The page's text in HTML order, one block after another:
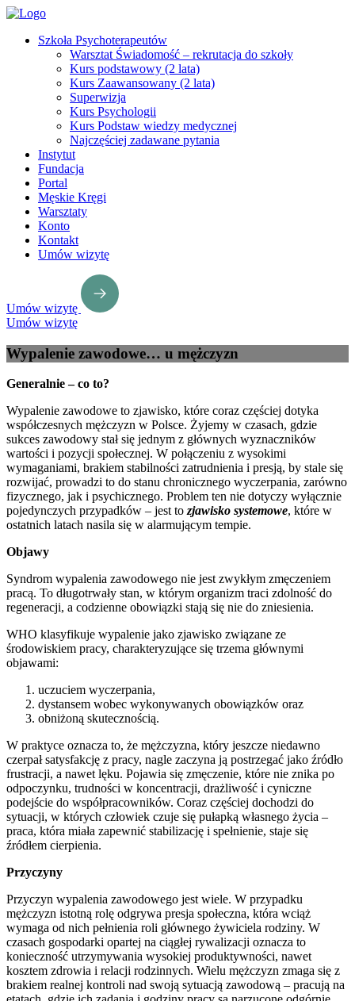
Szkoła Psychoterapeutów
Warsztat Świadomość – rekrutacja do szkoły
Kurs podstawowy (2 lata)
Kurs Zaawansowany (2 lata)
Superwizja
Kurs Psychologii
Kurs Podstaw wiedzy medycznej
Najczęściej zadawane pytania
Instytut
Fundacja
Portal
Męskie Kręgi
Warsztaty
Konto
Kontakt
Umów wizytę
Umów wizytę
Umów wizytę
Wypalenie zawodowe… u mężczyzn
Generalnie – co to?
Wypalenie zawodowe to zjawisko, które coraz częściej dotyka
współczesnych mężczyzn w Polsce. Żyjemy w czasach, gdzie
sukces zawodowy stał się jednym z głównych wyznaczników
wartości i pozycji społecznej. W połączeniu z wysokimi
wymaganiami, brakiem stabilności zatrudnienia i presją, by stale się
rozwijać, prowadzi to do stanu chronicznego wyczerpania, zarówno
fizycznego, jak i psychicznego. Problem ten nie dotyczy wyłącznie
pojedynczych przypadków – jest tozjawisko systemowe, które w
ostatnich latach nasila się w alarmującym tempie.
Objawy
Syndrom wypalenia zawodowego nie jest zwykłym zmęczeniem
pracą. To długotrwały stan, w którym organizm traci zdolność do
regeneracji, a codzienne obowiązki stają się nie do zniesienia.
WHO klasyfikuje wypalenie jako zjawisko związane ze
środowiskiem pracy, charakteryzujące się trzema głównymi
objawami:
uczuciem wyczerpania,
dystansem wobec wykonywanych obowiązków oraz
obniżoną skutecznością.
W praktyce oznacza to, że mężczyzna, który jeszcze niedawno
czerpał satysfakcję z pracy, nagle zaczyna ją postrzegać jako źródło
frustracji, a nawet lęku. Pojawia się zmęczenie, które nie znika po
odpoczynku, trudności w koncentracji, drażliwość i cyniczne
podejście do współpracowników. Coraz częściej dochodzi do
sytuacji, w których człowiek czuje się pułapką własnego życia –
praca, która miała zapewnić stabilizację i spełnienie, staje się
źródłem cierpienia.
Przyczyny
Przyczyn wypalenia zawodowego jest wiele. W przypadku
mężczyzn istotną rolę odgrywa presja społeczna, która wciąż
wymaga od nich pełnienia roli głównego żywiciela rodziny. W
czasach gospodarki opartej na ciągłej rywalizacji oznacza to
konieczność utrzymywania wysokiej produktywności, nawet
kosztem zdrowia i relacji rodzinnych. Wielu mężczyzn zmaga się z
brakiem realnej kontroli nad swoją sytuacją zawodową – pracują na